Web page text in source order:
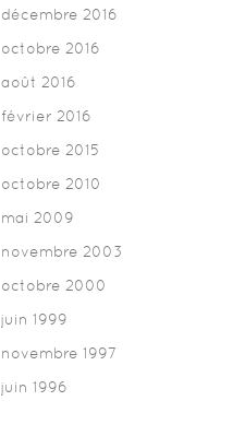
décembre 2016
octobre 2016
août 2016
février 2016
octobre 2015
octobre 2010
mai 2009
novembre 2003
octobre 2000
juin 1999
novembre 1997
juin 1996